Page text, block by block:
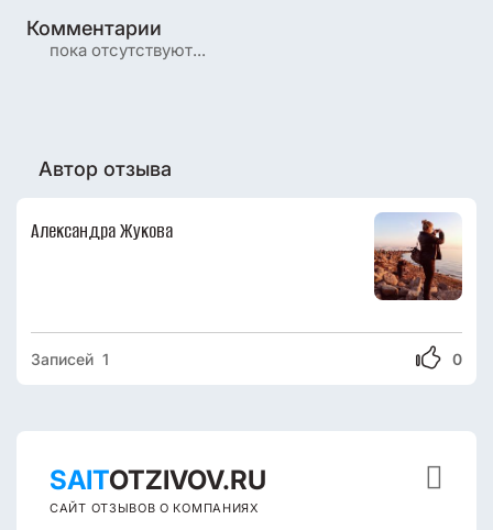
Комментарии
пока отсутствуют...
Автор отзыва
Александра Жукова
0
Записей 1
SAITOTZIVOV.RU
САЙТ ОТЗЫВОВ О КОМПАНИЯХ
